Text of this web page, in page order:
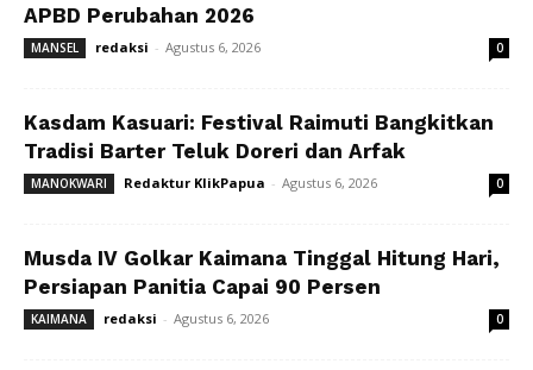
APBD Perubahan 2026
MANSEL redaksi - Agustus 6, 2026 0
Kasdam Kasuari: Festival Raimuti Bangkitkan
Tradisi Barter Teluk Doreri dan Arfak
MANOKWARI Redaktur KlikPapua - Agustus 6, 2026 0
Musda IV Golkar Kaimana Tinggal Hitung Hari,
Persiapan Panitia Capai 90 Persen
KAIMANA redaksi - Agustus 6, 2026 0